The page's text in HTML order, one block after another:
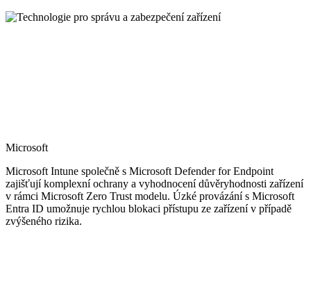
Microsoft
Microsoft Intune společně s Microsoft Defender for Endpoint
zajišťují komplexní ochrany a vyhodnocení důvěryhodnosti zařízení
v rámci Microsoft Zero Trust modelu. Úzké provázání s Microsoft
Entra ID umožnuje rychlou blokaci přístupu ze zařízení v případě
zvýšeného rizika.